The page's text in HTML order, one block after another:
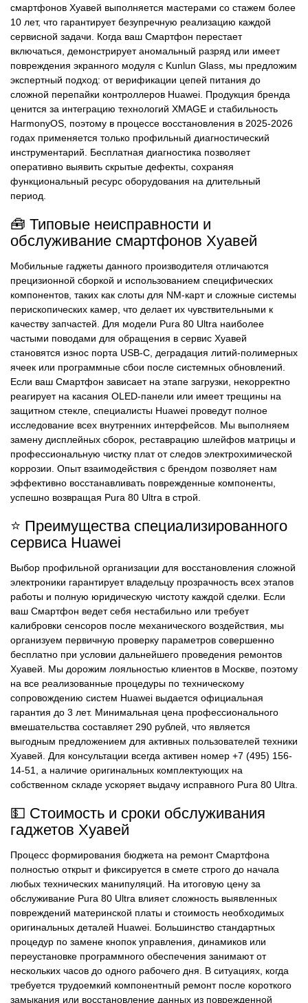
смартфонов Хуавей выполняется мастерами со стажем более
10 лет, что гарантирует безупречную реализацию каждой
сервисной задачи. Когда ваш Смартфон перестает
включаться, демонстрирует аномальный разряд или имеет
повреждения экранного модуля с Kunlun Glass, мы предложим
экспертный подход: от верификации цепей питания до
сложной перепайки контроллеров Huawei. Продукция бренда
ценится за интеграцию технологий XMAGE и стабильность
HarmonyOS, поэтому в процессе восстановления в 2025-2026
годах применяется только профильный диагностический
инструментарий. Бесплатная диагностика позволяет
оперативно выявить скрытые дефекты, сохраняя
функциональный ресурс оборудования на длительный
период.
🧰 Типовые неисправности и
обслуживание смартфонов Хуавей
Мобильные гаджеты данного производителя отличаются
прецизионной сборкой и использованием специфических
компонентов, таких как слоты для NM-карт и сложные системы
перископических камер, что делает их чувствительными к
качеству запчастей. Для модели Pura 80 Ultra наиболее
частыми поводами для обращения в сервис Хуавей
становятся износ порта USB-C, деградация литий-полимерных
ячеек или программные сбои после системных обновлений.
Если ваш Смартфон зависает на этапе загрузки, некорректно
реагирует на касания OLED-панели или имеет трещины на
защитном стекле, специалисты Huawei проведут полное
исследование всех внутренних интерфейсов. Мы выполняем
замену дисплейных сборок, реставрацию шлейфов матрицы и
профессиональную чистку плат от следов электрохимической
коррозии. Опыт взаимодействия с брендом позволяет нам
эффективно восстанавливать поврежденные компоненты,
успешно возвращая Pura 80 Ultra в строй.
⭐ Преимущества специализированного
сервиса Huawei
Выбор профильной организации для восстановления сложной
электроники гарантирует владельцу прозрачность всех этапов
работы и полную юридическую чистоту каждой сделки. Если
ваш Смартфон ведет себя нестабильно или требует
калибровки сенсоров после механического воздействия, мы
организуем первичную проверку параметров совершенно
бесплатно при условии дальнейшего проведения ремонтов
Хуавей. Мы дорожим лояльностью клиентов в Москве, поэтому
на все реализованные процедуры по техническому
сопровождению систем Huawei выдается официальная
гарантия до 3 лет. Минимальная цена профессионального
вмешательства составляет 290 рублей, что является
выгодным предложением для активных пользователей техники
Хуавей. Для консультации всегда активен номер +7 (495) 156-
14-51, а наличие оригинальных комплектующих на
собственном складе ускоряет выдачу исправного Pura 80 Ultra.
💵 Стоимость и сроки обслуживания
гаджетов Хуавей
Процесс формирования бюджета на ремонт Смартфона
полностью открыт и фиксируется в смете строго до начала
любых технических манипуляций. На итоговую цену за
обслуживание Pura 80 Ultra влияет сложность выявленных
повреждений материнской платы и стоимость необходимых
оригинальных деталей Huawei. Большинство стандартных
процедур по замене кнопок управления, динамиков или
переустановке программного обеспечения занимают от
нескольких часов до одного рабочего дня. В ситуациях, когда
требуется трудоемкий компонентный ремонт после короткого
замыкания или восстановление данных из поврежденной